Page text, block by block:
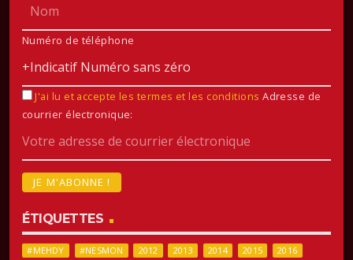
Numéro de téléphone
J'ai lu et accepte les termes et les conditions Adresse de
courrier électronique:
ÉTIQUETTES
#MEHDY #NESMON 2012 2013 2014 2015
2016